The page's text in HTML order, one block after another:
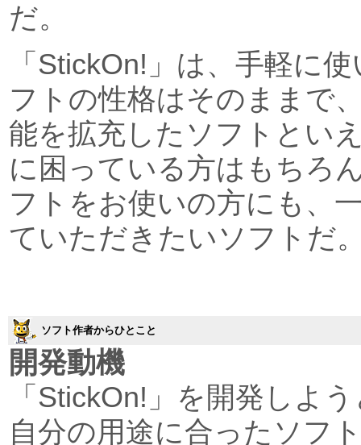
だ。
「StickOn!」は、手軽に
フトの性格はそのままで
能を拡充したソフトとい
に困っている方はもちろ
フトをお使いの方にも、
ていただきたいソフトだ
ソフト作者からひとこと
開発動機
「StickOn!」を開発しよ
自分の用途に合ったソフ